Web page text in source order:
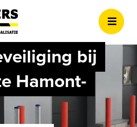
Overslaan en naar de inhoud
bij
Hamont-